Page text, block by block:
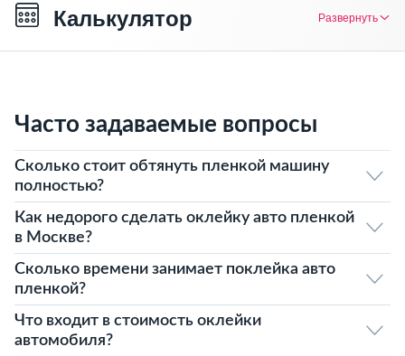
Калькулятор Развернуть
Часто задаваемые вопросы
Сколько стоит обтянуть пленкой машину
полностью?
Как недорого сделать оклейку авто пленкой
в Москве?
Сколько времени занимает поклейка авто
пленкой?
Что входит в стоимость оклейки
автомобиля?